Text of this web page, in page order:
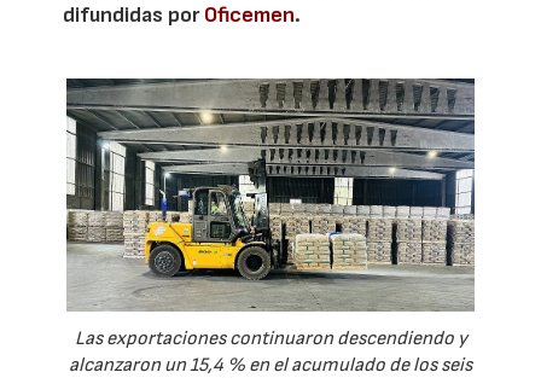
difundidas porOficemen.
Las exportaciones continuaron descendiendo y
alcanzaron un 15,4 % en el acumulado de los seis